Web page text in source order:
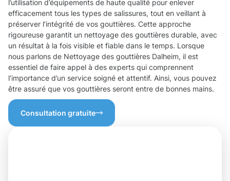
l’utilisation d’équipements de haute qualité pour enlever
efficacement tous les types de salissures, tout en veillant à
préserver l’intégrité de vos gouttières. Cette approche
rigoureuse garantit un nettoyage des gouttières durable, avec
un résultat à la fois visible et fiable dans le temps. Lorsque
nous parlons de Nettoyage des gouttières Dalheim, il est
essentiel de faire appel à des experts qui comprennent
l’importance d’un service soigné et attentif. Ainsi, vous pouvez
être assuré que vos gouttières seront entre de bonnes mains.
Consultation gratuite